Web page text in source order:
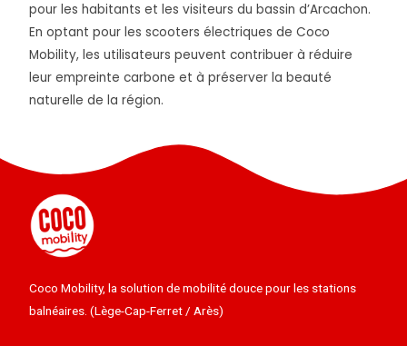
pour les habitants et les visiteurs du bassin d’Arcachon.
En optant pour les scooters électriques de Coco
Mobility, les utilisateurs peuvent contribuer à réduire
leur empreinte carbone et à préserver la beauté
naturelle de la région.
Coco Mobility, la solution de mobilité douce pour les stations
balnéaires. (Lège-Cap-Ferret / Arès)